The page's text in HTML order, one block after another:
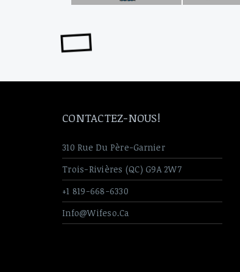
Quincaillerie & Divers
CONTACTEZ-NOUS!
310 Rue Du Père-Garnier
Trois-Rivières (QC) G9A 2W7
+1 819-668-6330
Info@wifeso.ca